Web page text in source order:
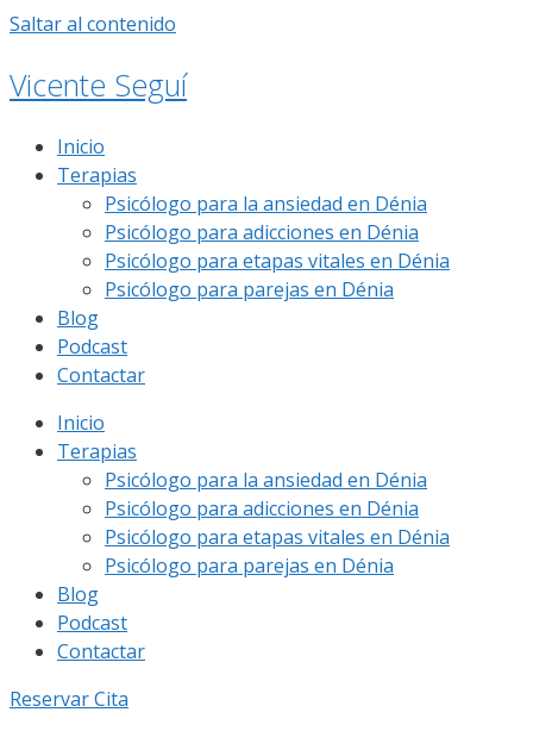
Saltar al contenido
Vicente Seguí
Inicio
Terapias
Psicólogo para la ansiedad en Dénia
Psicólogo para adicciones en Dénia
Psicólogo para etapas vitales en Dénia
Psicólogo para parejas en Dénia
Blog
Podcast
Contactar
Inicio
Terapias
Psicólogo para la ansiedad en Dénia
Psicólogo para adicciones en Dénia
Psicólogo para etapas vitales en Dénia
Psicólogo para parejas en Dénia
Blog
Podcast
Contactar
Reservar Cita